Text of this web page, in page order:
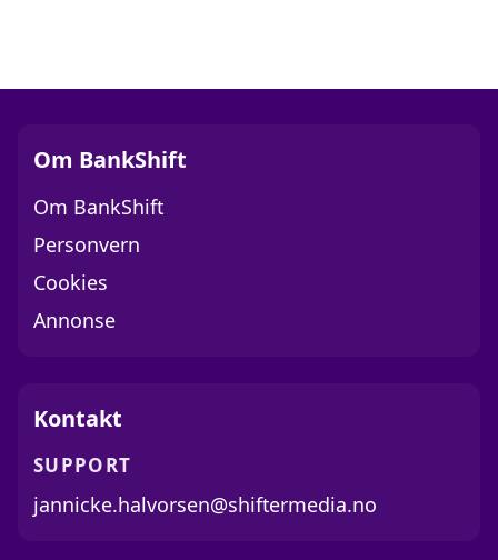
Om BankShift
Om BankShift
Personvern
Cookies
Annonse
Kontakt
SUPPORT
jannicke.halvorsen@shiftermedia.no